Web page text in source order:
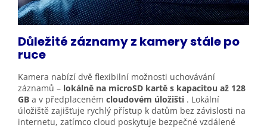
Důležité záznamy z kamery stálepo
ruce
Kamera nabízí dvě flexibilní možnosti uchovávání
záznamů – lokálně na microSD kartě s kapacitou až 128
GB a v předplaceném cloudovém úložišti . Lokální
úložiště zajišťuje rychlý přístup k datům bez závislosti na
internetu, zatímco cloud poskytuje bezpečné vzdálené